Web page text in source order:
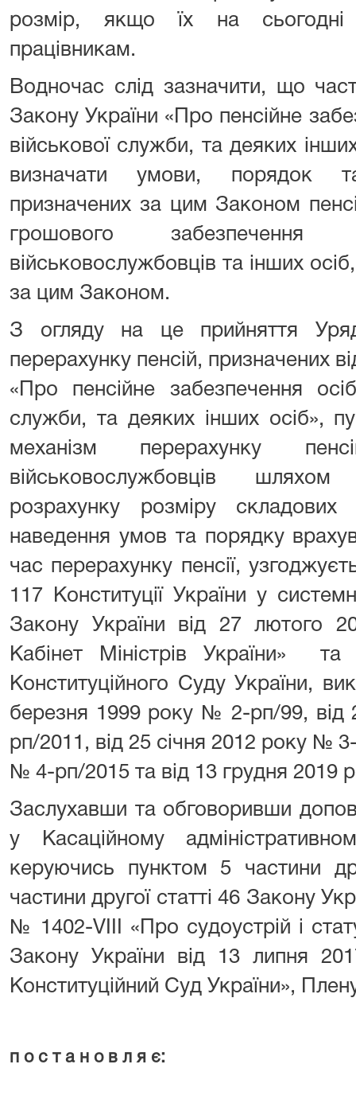
розмір, якщо їх на
працівникам.
Водночас слід зазначити, що
Закону України «Про пенсійне
військової служби, та деяких
визначати умови, порядок
призначених за цим Законом
грошового забезпечення
військовослужбовців та інших
за цим Законом.
З огляду на це прийняття
перерахунку пенсій, призначених
«Про пенсійне забезпечення
служби, та деяких інших осіб»,
механізм перерахунку
військовослужбовців
розрахунку розміру складових
наведення умов та порядку
час перерахунку пенсії,
117 Конституції України у
Закону України від 27 лютого
Кабінет Міністрів України»
Конституційного Суду України,
березня 1999 року № 2-рп/99,
рп/2011, від 25 січня 2012 року №
№ 4-рп/2015 та від 13 грудня 2019
Заслухавши та обговоривши
у Касаційному
керуючись пунктом 5 частини
частини другої статті 46 Закону
№ 1402-VIII «Про судоустрій і
Закону України від 13 липня
Конституційний Суд України»,
п о с т а н о в л я є: